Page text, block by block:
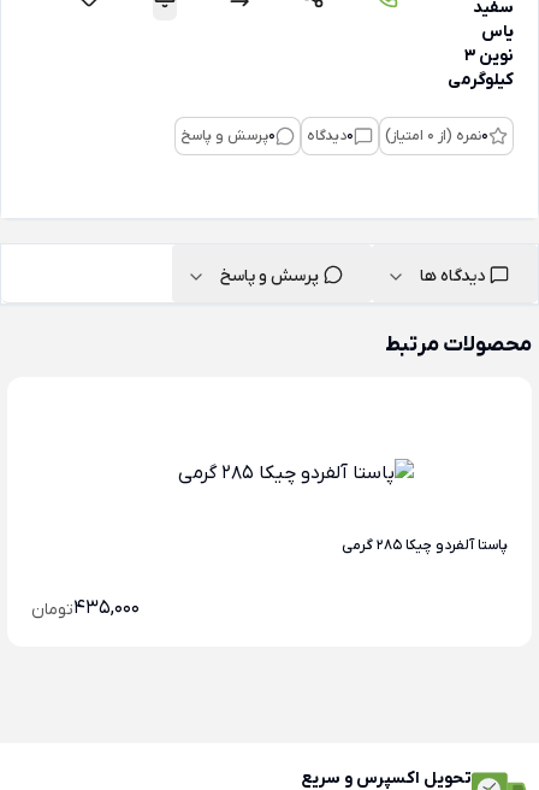
سفید
یاس
نوین 3
کیلوگرمی
0نمره (از 0 امتیاز) 0دیدگاه 0پرسش و پاسخ
دیدگاه ها پرسش و پاسخ
محصولات مرتبط
پاستا آلفردو چیکا 285 گرمی
435,000تومان
تحویل اکسپرس و سریع